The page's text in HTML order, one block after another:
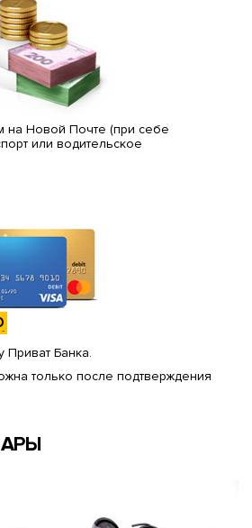
Новой Почте (при себе
или водительское
Приват Банка.
только после подтверждения